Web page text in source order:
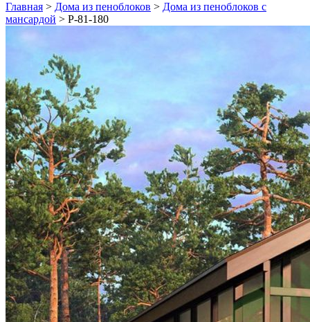
Главная > Дома из пеноблоков > Дома из пеноблоков с
мансардой > Р-81-180